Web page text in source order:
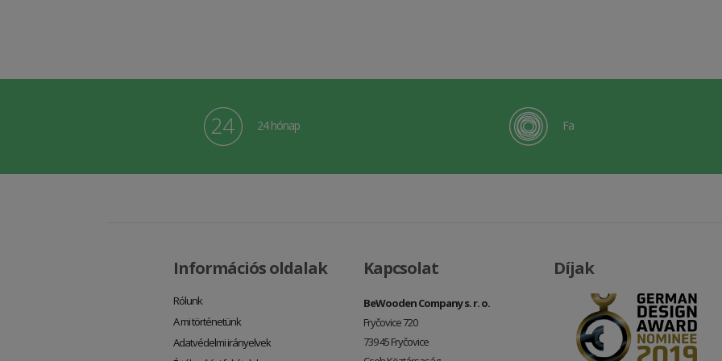
24 hónap Fa
Információs oldalak
Rólunk
A mi történetünk
Adatvédelmi irányelvek
Kapcsolat
BeWooden Company s. r. o.
Fryčovice 720
739 45 Fryčovice
Díjak